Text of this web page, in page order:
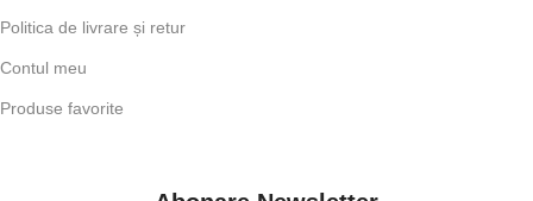
Politica de livrare și retur
Contul meu
Produse favorite